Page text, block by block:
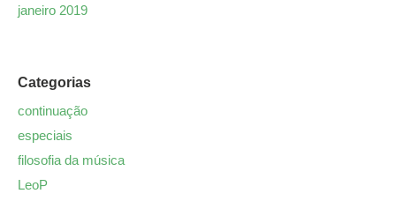
janeiro 2019
Categorias
continuação
especiais
filosofia da música
LeoP